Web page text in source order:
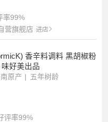
率99%
营旗舰店 进店
香辛料调料 黑胡椒粉
好美出品
原产 五年树龄
评率99%